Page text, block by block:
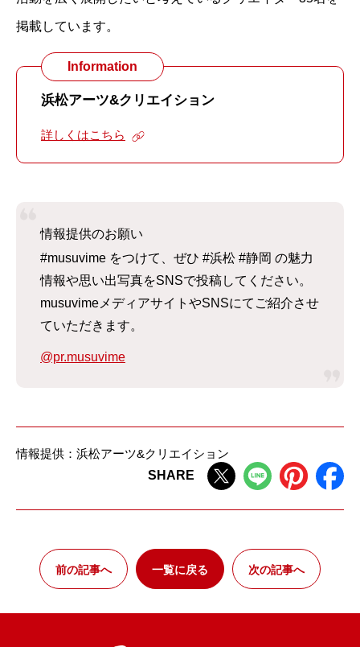
掲載しています。
Information
浜松アーツ&クリエイション
詳しくはこちら
情報提供のお願い
#musuvime をつけて、ぜひ #浜松 #静岡 の魅力
情報や思い出写真をSNSで投稿してください。
musuvimeメディアサイトやSNSにてご紹介させ
ていただきます。
@pr.musuvime
情報提供：浜松アーツ&クリエイション
SHARE
前の記事へ 一覧に戻る 次の記事へ